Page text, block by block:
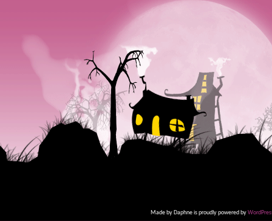
Made by Daphne is proudly powered by